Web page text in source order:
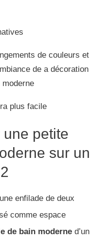
de couleurs et
de a décoration
plus facile
petite
sur un
enfilade de deux
comme espace
de bain moderne d’un